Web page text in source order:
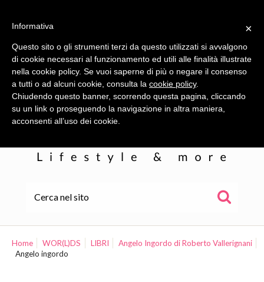
Home WOR(L)DS LIBRI
Angelo Ingordo di Roberto Vallerignani
Angelo ingordo
×
Informativa
Questo sito o gli strumenti terzi da questo utilizzati si avvalgono
di cookie necessari al funzionamento ed utili alle finalità illustrate
nella cookie policy. Se vuoi saperne di più o negare il consenso
a tutti o ad alcuni cookie, consulta la cookie policy.
Chiudendo questo banner, scorrendo questa pagina, cliccando
su un link o proseguendo la navigazione in altra maniera,
acconsenti all’uso dei cookie.